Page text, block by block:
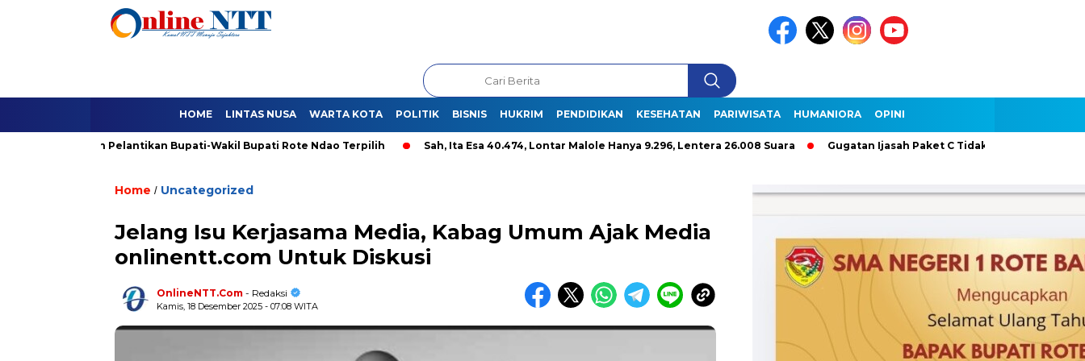
HOME LINTAS NUSA WARTA KOTA POLITIK BISNIS HUKRIM PENDIDIKAN KESEHATAN PARIWISATA HUMANIORA OPINI
Pelantikan Bupati-Wakil Bupati Rote Ndao Terpilih Sah, Ita Esa 40.474, Lontar Malole Hanya 9.296, Lentera 26.008 Suara Gugatan Ijasah Paket C Tidak Membatalkan
Home / Uncategorized
Jelang Isu Kerjasama Media, Kabag Umum Ajak Media
onlinentt.com Untuk Diskusi
OnlineNTT.Com - Redaksi
Kamis, 18 Desember 2025 - 07:08 WITA